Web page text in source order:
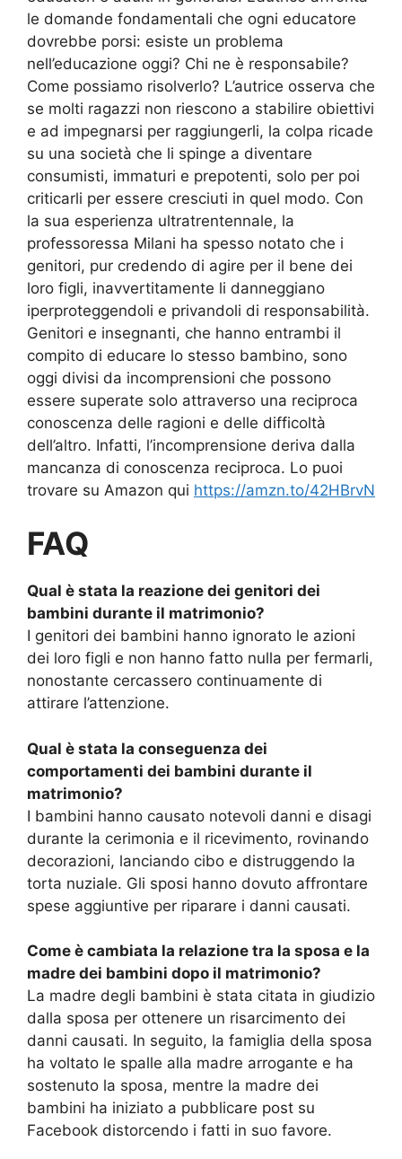
le domande fondamentali che ogni educatore
dovrebbe porsi: esiste un problema
nell’educazione oggi? Chi ne è responsabile?
Come possiamo risolverlo? L’autrice osserva che
se molti ragazzi non riescono a stabilire obiettivi
e ad impegnarsi per raggiungerli, la colpa ricade
su una società che li spinge a diventare
consumisti, immaturi e prepotenti, solo per poi
criticarli per essere cresciuti in quel modo. Con
la sua esperienza ultratrentennale, la
professoressa Milani ha spesso notato che i
genitori, pur credendo di agire per il bene dei
loro figli, inavvertitamente li danneggiano
iperproteggendoli e privandoli di responsabilità.
Genitori e insegnanti, che hanno entrambi il
compito di educare lo stesso bambino, sono
oggi divisi da incomprensioni che possono
essere superate solo attraverso una reciproca
conoscenza delle ragioni e delle difficoltà
dell’altro. Infatti, l’incomprensione deriva dalla
mancanza di conoscenza reciproca. Lo puoi
trovare su Amazon qui https://amzn.to/42HBrvN
FAQ
Qual è stata la reazione dei genitori dei
bambini durante il matrimonio?
I genitori dei bambini hanno ignorato le azioni
dei loro figli e non hanno fatto nulla per fermarli,
nonostante cercassero continuamente di
attirare l’attenzione.
Qual è stata la conseguenza dei
comportamenti dei bambini durante il
matrimonio?
I bambini hanno causato notevoli danni e disagi
durante la cerimonia e il ricevimento, rovinando
decorazioni, lanciando cibo e distruggendo la
torta nuziale. Gli sposi hanno dovuto affrontare
spese aggiuntive per riparare i danni causati.
Come è cambiata la relazione tra la sposa e la
madre dei bambini dopo il matrimonio?
La madre degli bambini è stata citata in giudizio
dalla sposa per ottenere un risarcimento dei
danni causati. In seguito, la famiglia della sposa
ha voltato le spalle alla madre arrogante e ha
sostenuto la sposa, mentre la madre dei
bambini ha iniziato a pubblicare post su
Facebook distorcendo i fatti in suo favore.